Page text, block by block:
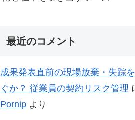
最近のコメント
成果発表直前の現場放棄・失踪
ぐか？ 従業員の契約リスク管理
Pornip より